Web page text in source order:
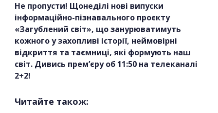
Не пропусти! Щонеділі нові випуски
інформаційно-пізнавального проєкту
«Загублений світ», що занурюватимуть
кожного у захопливі історії, неймовірні
відкриття та таємниці, які формують наш
світ. Дивись прем’єру об 11:50 на телеканалі
2+2!
Читайте також: